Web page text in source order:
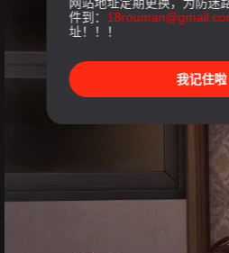
件到：
址！！！
我记住啦